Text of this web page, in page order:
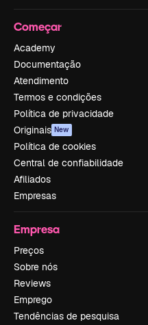
Começar
Academy
Documentação
Atendimento
Termos e condições
Política de privacidade
Originais New
Política de cookies
Central de confiabilidade
Afiliados
Empresas
Empresa
Preços
Sobre nós
Reviews
Emprego
Tendências de pesquisa